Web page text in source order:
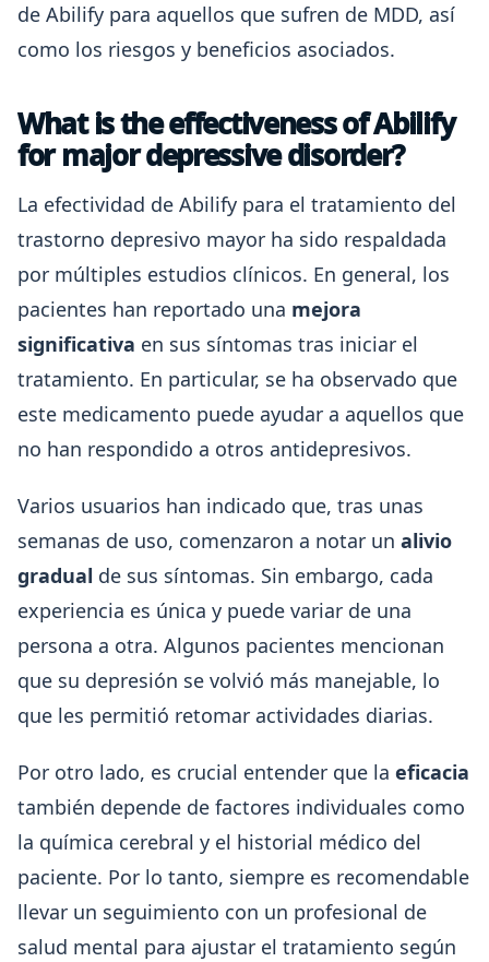
de Abilify para aquellos que sufren de MDD, así
como los riesgos y beneficios asociados.
What is the effectiveness of Abilify
for major depressive disorder?
La efectividad de Abilify para el tratamiento del
trastorno depresivo mayor ha sido respaldada
por múltiples estudios clínicos. En general, los
pacientes han reportado una mejora
significativa en sus síntomas tras iniciar el
tratamiento. En particular, se ha observado que
este medicamento puede ayudar a aquellos que
no han respondido a otros antidepresivos.
Varios usuarios han indicado que, tras unas
semanas de uso, comenzaron a notar un alivio
gradual de sus síntomas. Sin embargo, cada
experiencia es única y puede variar de una
persona a otra. Algunos pacientes mencionan
que su depresión se volvió más manejable, lo
que les permitió retomar actividades diarias.
Por otro lado, es crucial entender que la eficacia
también depende de factores individuales como
la química cerebral y el historial médico del
paciente. Por lo tanto, siempre es recomendable
llevar un seguimiento con un profesional de
salud mental para ajustar el tratamiento según